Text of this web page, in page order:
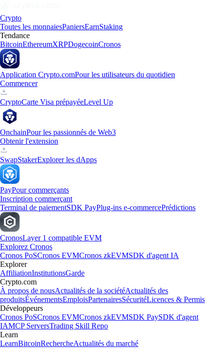
Crypto
Toutes les monnaiesPaniersEarnStaking
Tendance
BitcoinEthereumXRPDogecoinCronos
Application Crypto.comPour les utilisateurs du quotidien
Commencer
CryptoCarte Visa prépayéeLevel Up
OnchainPour les passionnés de Web3
Obtenir l'extension
SwapStakerExplorer les dApps
PayPour commerçants
Inscription commerçant
Terminal de paiementSDK PayPlug-ins e-commercePrédictions
CronosLayer 1 compatible EVM
Explorez Cronos
Cronos PoSCronos EVMCronos zkEVMSDK d'agent IA
Explorer
AffiliationInstitutionsGarde
Crypto.com
À propos de nousActualités de la sociétéActualités des
produitsÉvénementsEmploisPartenairesSécuritéLicences & Permis
Développeurs
Cronos PoSCronos EVMCronos zkEVMSDK PaySDK d'agent
IAMCP ServersTrading Skill Repo
Learn
LearnBitcoinRechercheActualités du marché